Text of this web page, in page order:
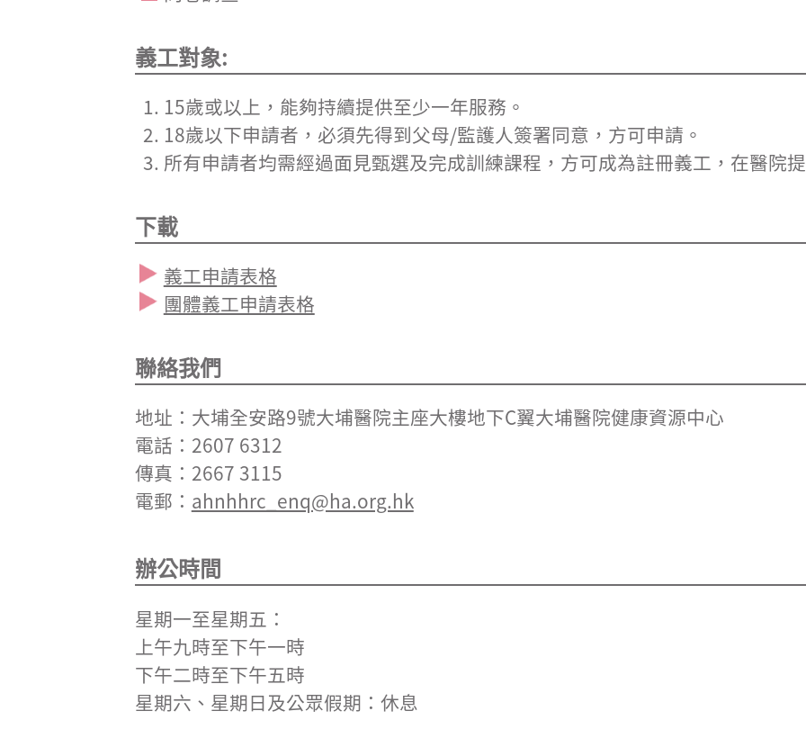
義工對象:
15歲或以上，能夠持續提供至少一年服務。
18歲以下申請者，必須先得到父母/監護人簽署同意，方可申請。
所有申請者均需經過面見甄選及完成訓練課程，方可成為註冊義工，在醫院
下載
義工申請表格
團體義工申請表格
聯絡我們
地址：大埔全安路9號大埔醫院主座大樓地下C翼大埔醫院健康資源中心
電話：2607 6312
傳真：2667 3115
電郵： ahnhhrc_enq@ha.org.hk
辦公時間
星期一至星期五：
上午九時至下午一時
下午二時至下午五時
星期六、星期日及公眾假期：休息